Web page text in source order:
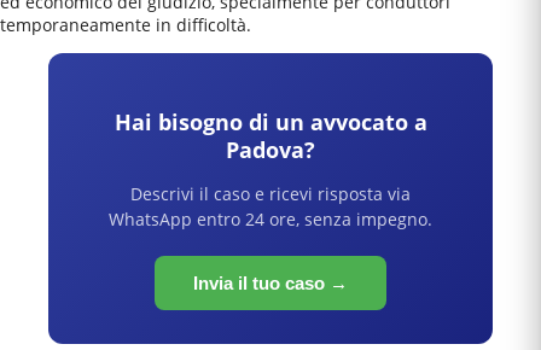
temporaneamente in difficoltà.
Hai bisogno di un avvocato a
Padova?
Descrivi il caso e ricevi risposta via
WhatsApp entro 24 ore, senza impegno.
Invia il tuo caso →